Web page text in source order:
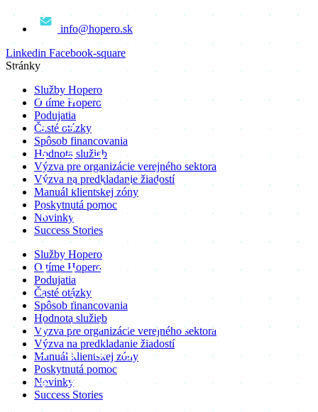
info@hopero.sk
Linkedin Facebook-square
Stránky
Služby Hopero
O tíme Hopero
Podujatia
Časté otázky
Spôsob financovania
Hodnota služieb
Výzva pre organizácie verejného sektora
Výzva na predkladanie žiadostí
Manuál klientskej zóny
Poskytnutá pomoc
Novinky
Success Stories
Služby Hopero
O tíme Hopero
Podujatia
Časté otázky
Spôsob financovania
Hodnota služieb
Výzva pre organizácie verejného sektora
Výzva na predkladanie žiadostí
Manuál klientskej zóny
Poskytnutá pomoc
Novinky
Success Stories